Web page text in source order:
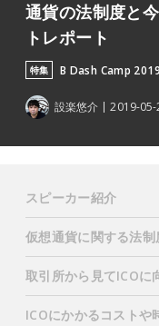
通貨の法制度と
トレポート
特集 B Dash Camp
設楽悠介 2019-05-
スピーカー紹介
仮想通貨に関する法
取引所から見てICOに
ICOにかかるコストや